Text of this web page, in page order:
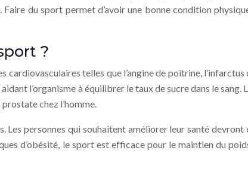
du sport permet d’avoir une bonne condition
?
telles que l’angine de poitrine,
l’organisme à équilibrer le taux de sucre dans le
chez l’homme.
personnes qui souhaitent améliorer leur santé
d’obésité, le sport est efficace pour le maintien du